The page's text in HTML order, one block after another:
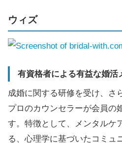
ウィズ
有資格者による有益な婚活
成婚に関する研修を受け、さ
プロのカウンセラーが会員の
す。特徴として、メンタルケ
る、心理学に基づいたコミュ